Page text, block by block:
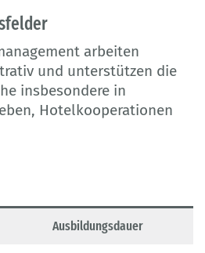
arbeiten
und unterstützen die
insbesondere in
Hotelkooperationen
Ausbildungsdauer